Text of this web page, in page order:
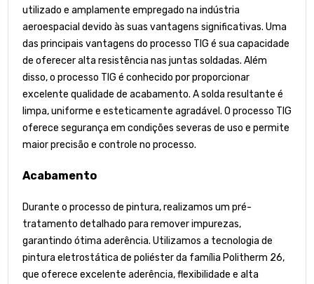
utilizado e amplamente empregado na indústria
aeroespacial devido às suas vantagens significativas. Uma
das principais vantagens do processo TIG é sua capacidade
de oferecer alta resistência nas juntas soldadas. Além
disso, o processo TIG é conhecido por proporcionar
excelente qualidade de acabamento. A solda resultante é
limpa, uniforme e esteticamente agradável. O processo TIG
oferece segurança em condições severas de uso e permite
maior precisão e controle no processo.
Acabamento
Durante o processo de pintura, realizamos um pré-
tratamento detalhado para remover impurezas,
garantindo ótima aderência. Utilizamos a tecnologia de
pintura eletrostática de poliéster da família Politherm 26,
que oferece excelente aderência, flexibilidade e alta